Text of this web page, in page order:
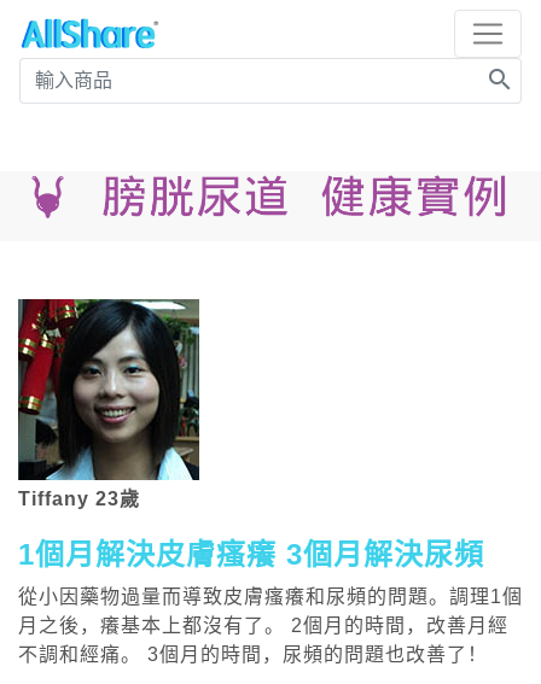
search
Tiffany 23歲
1個月解決皮膚瘙癢 3個月解決尿頻
從小因藥物過量而導致皮膚瘙癢和尿頻的問題。調理1個
月之後，癢基本上都沒有了。 2個月的時間，改善月經
不調和經痛。 3個月的時間，尿頻的問題也改善了！